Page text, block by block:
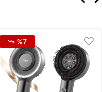
%7